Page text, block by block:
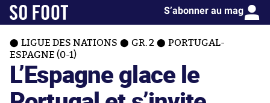
S’abonner au mag
LIGUE DES NATIONS GR. 2
PORTUGAL-
ESPAGNE (0-1)
L’Espagne glace le